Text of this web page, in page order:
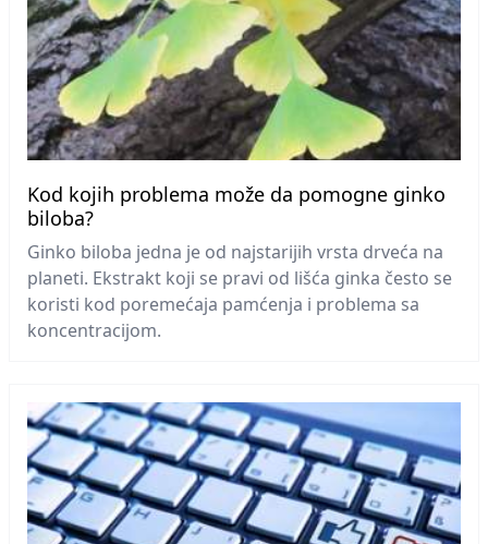
Kod kojih problema može da pomogne ginko
biloba?
Ginko biloba jedna je od najstarijih vrsta drveća na
planeti. Ekstrakt koji se pravi od lišća ginka često se
koristi kod poremećaja pamćenja i problema sa
koncentracijom.